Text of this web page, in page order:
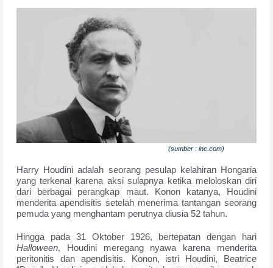
(sumber : inc.com)
Harry Houdini adalah seorang pesulap kelahiran Hongaria
yang terkenal karena aksi sulapnya ketika meloloskan diri
dari berbagai perangkap maut. Konon katanya, Houdini
menderita apendisitis setelah menerima tantangan seorang
pemuda yang menghantam perutnya diusia 52 tahun.
Hingga pada 31 Oktober 1926, bertepatan dengan hari
Halloween, Houdini meregang nyawa karena menderita
peritonitis dan apendisitis. Konon, istri Houdini, Beatrice